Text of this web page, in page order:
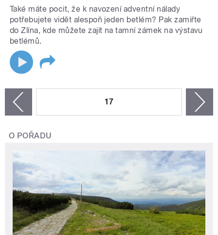
Také máte pocit, že k navození adventní nálady
potřebujete vidět alespoň jeden betlém? Pak zamiřte
do Zlína, kde můžete zajít na tamní zámek na výstavu
betlémů.
17
O POŘADU